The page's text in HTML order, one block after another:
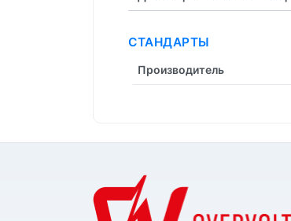
СТАНДАРТЫ
Производитель